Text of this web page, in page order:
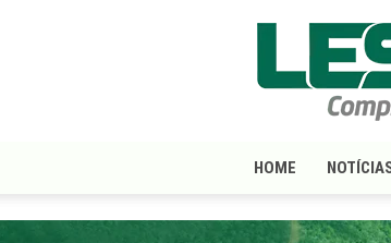
HOME